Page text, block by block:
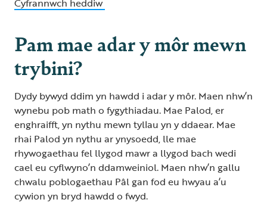
Pam mae adar y môr mewn
trybini?
Dydy bywyd ddim yn hawdd i adar y môr. Maen nhw’n
wynebu pob math o fygythiadau. Mae Palod, er
enghraifft, yn nythu mewn tyllau yn y ddaear. Mae
rhai Palod yn nythu ar ynysoedd, lle mae
rhywogaethau fel llygod mawr a llygod bach wedi
cael eu cyflwyno’n ddamweiniol. Maen nhw’n gallu
chwalu poblogaethau Pâl gan fod eu hwyau a’u
cywion yn bryd hawdd o fwyd.